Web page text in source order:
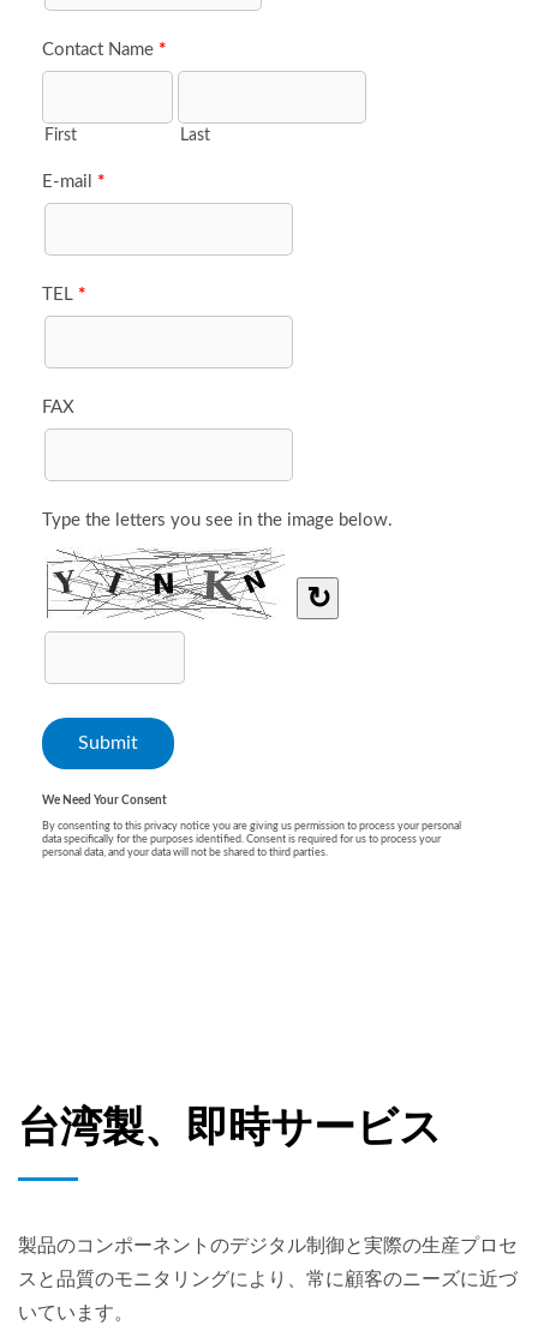
台湾製、即時サービス
製品のコンポーネントのデジタル制御と実際の生産プロセ
スと品質のモニタリングにより、常に顧客のニーズに近づ
いています。